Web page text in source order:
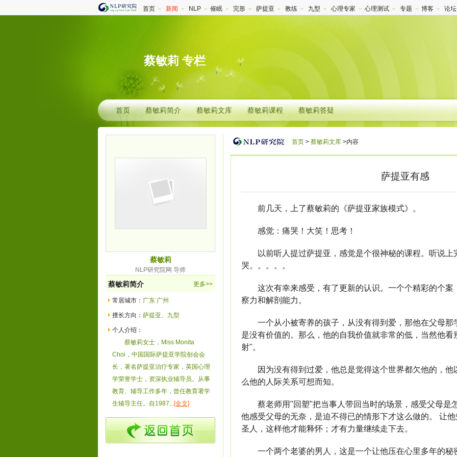
首页 － 新闻 － NLP － 催眠 － 完形 － 萨提亚 － 教练 － 九型 － 心理专家 － 心理测试 － 专题 － 博客 － 论坛
蔡敏莉 专栏
首页 蔡敏莉简介 蔡敏莉文库 蔡敏莉课程 蔡敏莉答疑
蔡敏莉
NLP研究院网 导师
蔡敏莉简介 更多>>
常居城市： 广东 广州
擅长方向： 萨提亚、九型
个人介绍：
蔡敏莉女士，Miss Monita
Choi，中国国际萨提亚学院创会会
长，著名萨提亚治疗专家，英国心理
学荣誉学士，资深执业辅导员。从事
教育、辅导工作多年，曾任教育署学
生辅导主任。自1987...[全文]
首页 > 蔡敏莉文库 >内容
萨提亚有感
前几天，上了蔡敏莉的《萨提亚家族模式》。
感觉：痛哭！大笑！思考！
以前听人提过萨提亚，感觉是个很神秘的课程。听说上
哭。。。。。
这次有幸来感受，有了更新的认识。一个个精彩的个案
察力和解剖能力。
一个从小被寄养的孩子，从没有得到爱，那他在父母那
是没有价值的。那么，他的自我价值就非常的低，当然他
射"。
因为没有得到过爱，他总是觉得这个世界都欠他的，他
么他的人际关系可想而知。
蔡老师用"回塑"把当事人带回当时的场景，感受父母是
他感受父母的无奈，是迫不得已的情形下才这么做的。 让
圣人，这样他才能释怀；才有力量继续走下去。
一个两个老婆的男人，这是一个让他压在心里多年的秘